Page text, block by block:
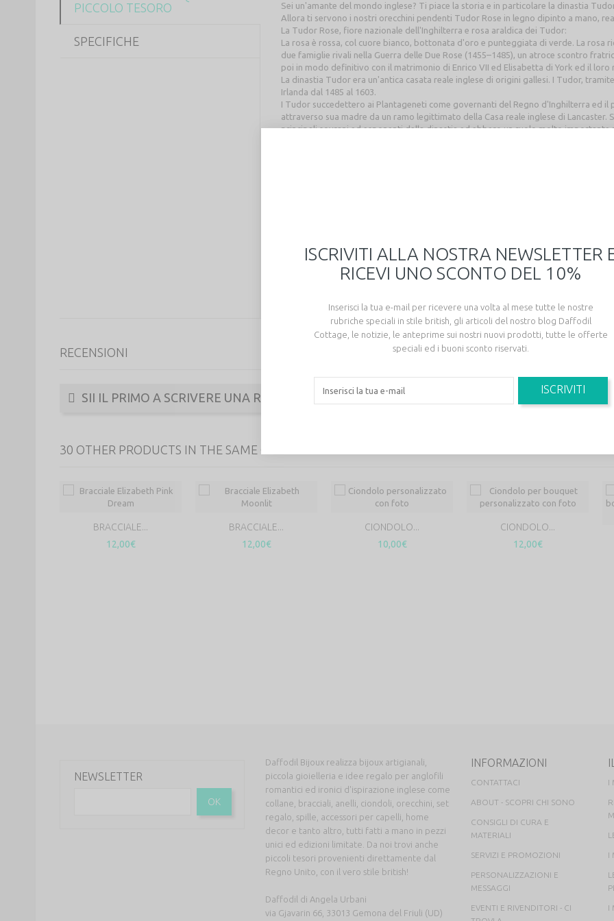
PICCOLO TESORO
SPECIFICHE
Sei un'amante del mondo inglese? Ti piace la storia e in particolare la dinastia
Allora ti servono i nostri orecchini pendenti Tudor Rose in legno dipinto a mano,
La Tudor Rose, fiore nazionale dell'Inghilterra e rosa araldica dei Tudor:
La rosa è rossa, col cuore bianco, bottonata d'oro e punteggiata di verde. La rosa
due famiglie rivali nella Guerra delle Due Rose (1455–1485), un atroce scontro
poi in modo definitivo con il matrimonio di Enrico VII ed Elisabetta di York ed il loro
La dinastia Tudor era un'antica casata reale inglese di origini gallesi. I Tudor,
Irlanda dal 1485 al 1603.
I Tudor succedettero ai Plantageneti come governanti del Regno d'Inghilterra ed
attraverso sua madre da un ramo legittimato della Casa reale inglese di Lancaster.
principali sovrani ed esponenti della dinastia ed ebbero un ruolo molto
Dopo la morte senza eredi maschi del quindicenne Edoardo VI e il successivo
senza eredi, la dinastia dei Tudor si estinse definitivamente nel 1603, lasciando il
Dipinti con grandissima attenzione ai dettagli con cura artigianale nel nostro
altrove e perfetti per arricchire la tua collezione! Leggerissimi da indossare!
vernici a base d'acqua ed infinita, amorosa pazienza, per ricreare le sfumature
dello stesso design. Ecosostenibili perché totalmente riciclabile, il retro è sempre
Tagliati a laser con tecnologie nuovissime, ma disegnati su carta con passione
Ogni paio di orecchini viene confezionato con un cartoncino con un messaggio
Ogni lieve fiammatura sul retro è derivata dalla particolare tecnica di produzione,
La foto è esemplificativa: ci possono essere lievi variazioni di colore fra i gioielli,
garantisce l'originalità e l'unicità di ciascun pezzo.
RECENSIONI
SII IL PRIMO A SCRIVERE UNA RECENSIONE!
30 OTHER PRODUCTS IN THE SAME CATEGORY:
BRACCIALE...
12,00€
BRACCIALE...
12,00€
CIONDOLO...
10,00€
CIONDOLO...
12,00€
NEWSLETTER
OK
Daffodil Bijoux realizza bijoux artigianali,
piccola gioielleria e idee regalo per anglofili
romantici ed ironici d'ispirazione inglese come
collane, bracciali, anelli, ciondoli, orecchini, set
regalo, spille, accessori per capelli, home
decor e tanto altro, tutti fatti a mano in pezzi
unici ed edizioni limitate. Da noi trovi anche
piccoli tesori provenienti direttamente dal
Regno Unito, con il vero stile british!
Daffodil di Angela Urbani
via Gjavarin 66, 33013 Gemona del Friuli (UD)
INFORMAZIONI
CONTATTACI
ABOUT - SCOPRI CHI SONO
CONSIGLI DI CURA E
MATERIALI
SERVIZI E PROMOZIONI
PERSONALIZZAZIONI E
MESSAGGI
EVENTI E RIVENDITORI - CI
I
I
I
ISCRIVITI ALLA NOSTRA NEWSLETTER
RICEVI UNO SCONTO DEL 10%
Inserisci la tua e-mail per ricevere una volta al mese tutte le nostre
rubriche speciali in stile british, gli articoli del nostro blog Daffodil
Cottage, le notizie, le anteprime sui nostri nuovi prodotti, tutte le offerte
speciali ed i buoni sconto riservati.
ISCRIVITI